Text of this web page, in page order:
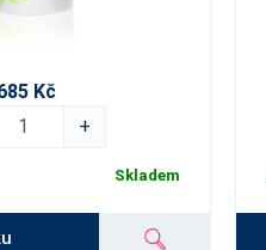
Kč
+
Skladem